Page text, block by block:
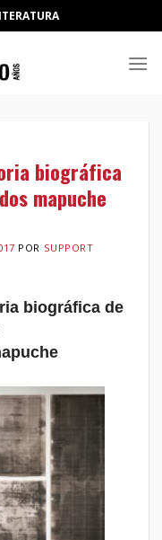
biográfica
mapuche
POR SUPPORT
biográfica de